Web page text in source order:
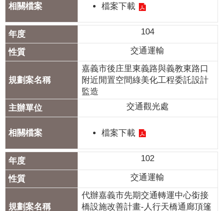
檔案下載
104
交通運輸
嘉義市後庄里東義路與義教東路口
附近閒置空間綠美化工程委託設計
監造
交通觀光處
檔案下載
102
交通運輸
代辦嘉義市先期交通轉運中心銜接
橋設施改善計畫-人行天橋通廊頂篷